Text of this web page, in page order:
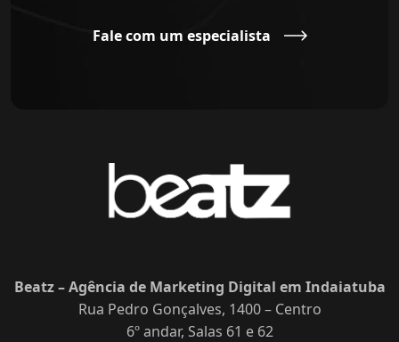
Fale com um especialista
Beatz – Agência de Marketing Digital em Indaiatuba
Rua Pedro Gonçalves, 1400 – Centro
6º andar, Salas 61 e 62